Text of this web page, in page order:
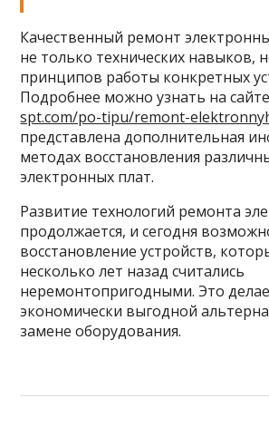
Качественный ремонт
не только технических навыков,
принципов работы конкретных
Подробнее можно узнать на сайте
spt.com/po-tipu/remont-
представлена дополнительная
методах восстановления
электронных плат.
Развитие технологий ремонта
продолжается, и сегодня
восстановление устройств,
несколько лет назад считались
неремонтопригодными. Это
экономически выгодной
замене оборудования.